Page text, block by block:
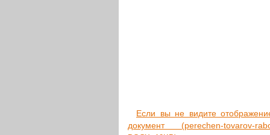
Если вы не видите
доку­мент (perechen-tovarov-